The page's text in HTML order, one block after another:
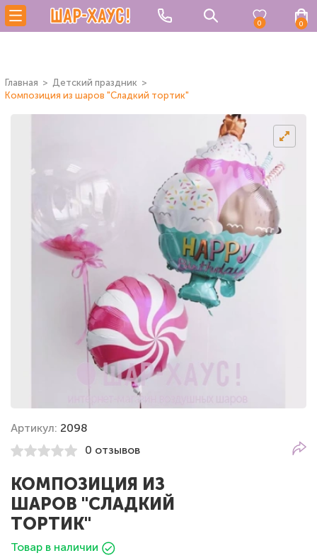
0 0
Главная
Детский праздник
Композиция из шаров "Сладкий тортик"
Артикул: 2098
0 отзывов
КОМПОЗИЦИЯ ИЗ
ШАРОВ "СЛАДКИЙ
ТОРТИК"
Товар в наличии